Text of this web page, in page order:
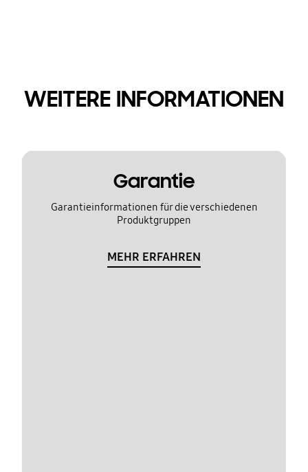
WEITERE INFORMATIONEN
Garantie
Garantieinformationen für die verschiedenen
Produktgruppen
MEHR ERFAHREN